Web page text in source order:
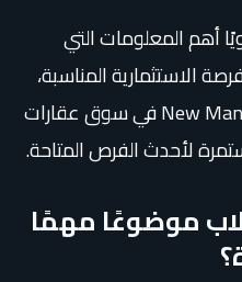
أهم المعلومات التي
الاستثمارية المناسبة،
بالاعتماد على خبرة فريق New Mansoura في سوق عقارات
لأحدث الفرص المتاحة.
موضوعًا مهمًا